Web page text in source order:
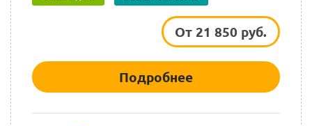
От 21 850 руб.
Подробнее